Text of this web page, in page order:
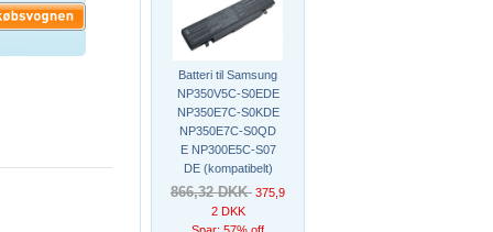
Batteri til Samsung
NP350V5C-S0EDE
NP350E7C-S0KDE
NP350E7C-S0QD
E NP300E5C-S07
DE (kompatibelt)
866,32 DKK 375,9
2 DKK